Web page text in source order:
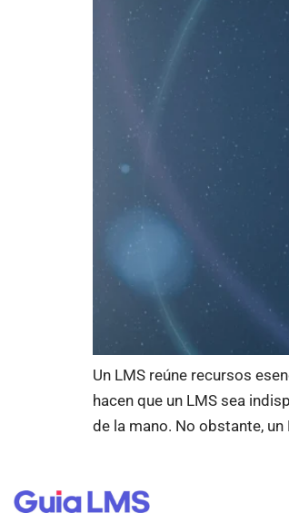
Un LMS reúne recursos
hacen que un LMS sea
de la mano. No obstante, un